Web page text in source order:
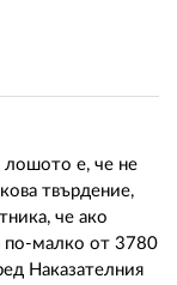
лошото е, че не
твърдение,
че ако
по-малко от 3780
Наказателния